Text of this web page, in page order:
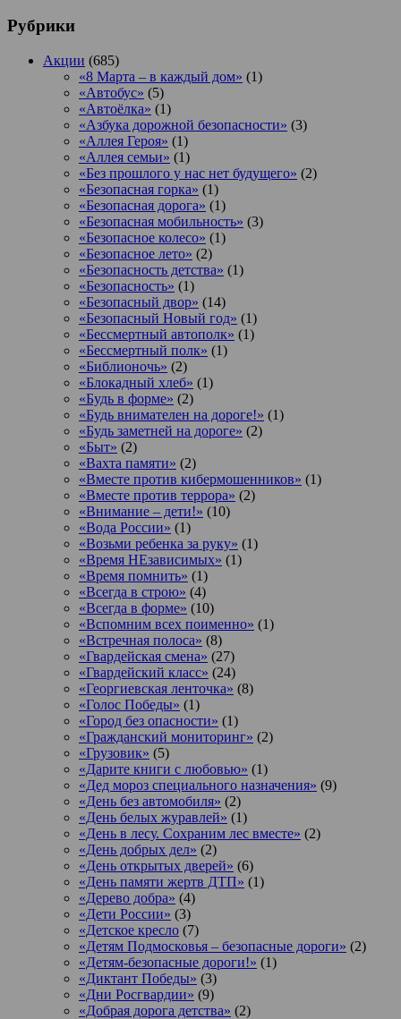
Рубрики
Акции (685)
«8 Марта – в каждый дом» (1)
«Автобус» (5)
«Автоёлка» (1)
«Азбука дорожной безопасности» (3)
«Аллея Героя» (1)
«Аллея семьи» (1)
«Без прошлого у нас нет будущего» (2)
«Безопасная горка» (1)
«Безопасная дорога» (1)
«Безопасная мобильность» (3)
«Безопасное колесо» (1)
«Безопасное лето» (2)
«Безопасность детства» (1)
«Безопасность» (1)
«Безопасный двор» (14)
«Безопасный Новый год» (1)
«Бессмертный автополк» (1)
«Бессмертный полк» (1)
«Библионочь» (2)
«Блокадный хлеб» (1)
«Будь в форме» (2)
«Будь внимателен на дороге!» (1)
«Будь заметней на дороге» (2)
«Быт» (2)
«Вахта памяти» (2)
«Вместе против кибермошенников» (1)
«Вместе против террора» (2)
«Внимание – дети!» (10)
«Вода России» (1)
«Возьми ребенка за руку» (1)
«Время НЕзависимых» (1)
«Время помнить» (1)
«Всегда в строю» (4)
«Всегда в форме» (10)
«Вспомним всех поименно» (1)
«Встречная полоса» (8)
«Гвардейская смена» (27)
«Гвардейский класс» (24)
«Георгиевская ленточка» (8)
«Голос Победы» (1)
«Город без опасности» (1)
«Гражданский мониторинг» (2)
«Грузовик» (5)
«Дарите книги с любовью» (1)
«Дед мороз специального назначения» (9)
«День без автомобиля» (2)
«День белых журавлей» (1)
«День в лесу. Сохраним лес вместе» (2)
«День добрых дел» (2)
«День открытых дверей» (6)
«День памяти жертв ДТП» (1)
«Дерево добра» (4)
«Дети России» (3)
«Детское кресло (7)
«Детям Подмосковья – безопасные дороги» (2)
«Детям-безопасные дороги!» (1)
«Диктант Победы» (3)
«Дни Росгвардии» (9)
«Добрая дорога детства» (2)